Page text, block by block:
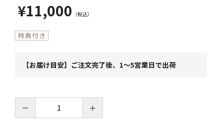
¥11,000
【お届け目安】ご注文完了後、1～5営業日で出荷
－ ＋